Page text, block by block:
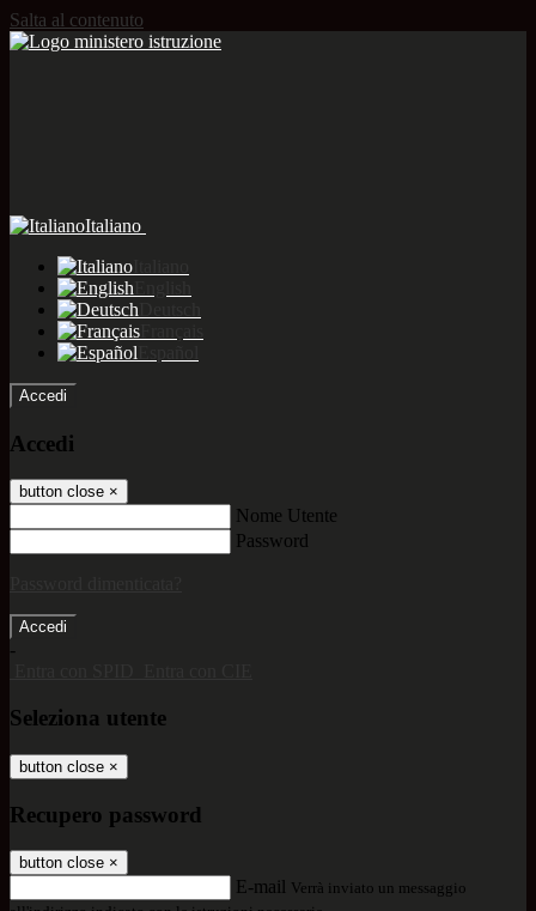
Salta al contenuto
Italiano
Accedi
Accedi
button close ×
Nome Utente
Password
-
Seleziona utente
button close ×
Recupero password
button close ×
E-mail Verrà inviato un messaggio